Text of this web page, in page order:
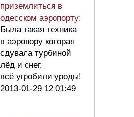
приземлиться в
одесском аэропорту:
Была такая техника
в аэропору которая
сдувала турбиной
лёд и снег,
всё угробили уроды!
2013-01-29 12:01:49